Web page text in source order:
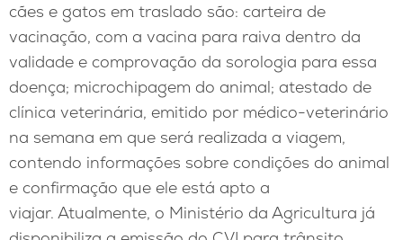
cães e gatos em traslado são: carteira de
vacinação, com a vacina para raiva dentro da
validade e comprovação da sorologia para essa
doença; microchipagem do animal; atestado de
clínica veterinária, emitido por médico-veterinário
na semana em que será realizada a viagem,
contendo informações sobre condições do animal
e confirmação que ele está apto a
viajar. Atualmente, o Ministério da Agricultura já